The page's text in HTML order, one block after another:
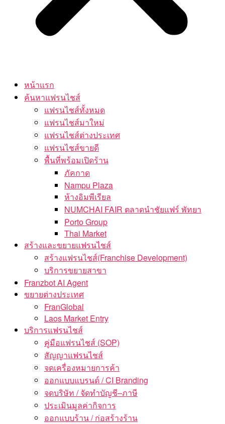
หน้าแรก
ค้นหาแฟรนไชส์
แฟรนไชส์ทั้งหมด
แฟรนไชส์มาใหม่
แฟรนไชส์ต่างประเทศ
แฟรนไชส์ขายดี
พื้นที่พร้อมเปิดร้าน
ภัคกาด
Nampu Plaza
ห้างอิมพีเรียล
NUMCHAI FAIR ตลาดนำชัยแฟร์ พัทยา
Porto Group
Thai Market
สร้างและขยายแฟรนไชส์
สร้างแฟรนไชส์(Franchise Development)
บริการขยายสาขา
Franzbot AI Agent
ขยายต่างประเทศ
FranGlobal
Laos Market Entry
บริการแฟรนไชส์
คู่มือแฟรนไชส์ (SOP)
สัญญาแฟรนไชส์
จดเครื่องหมายการค้า
ออกแบบแบรนด์ / CI Branding
จดบริษัท / จัดทำบัญชี–ภาษี
ประเมินมูลค่ากิจการ
ออกแบบร้าน / ก่อสร้างร้าน